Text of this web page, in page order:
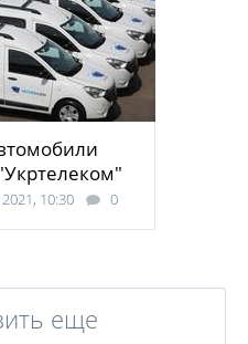
10:30 0
еще